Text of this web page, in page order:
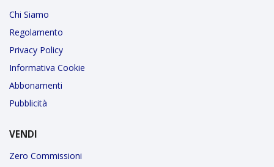
Chi Siamo
Regolamento
Privacy Policy
Informativa Cookie
Abbonamenti
Pubblicità
VENDI
Zero Commissioni